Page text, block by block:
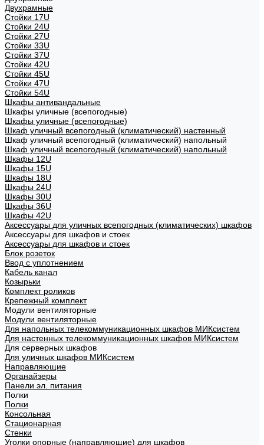
Двухрамные
Стойки 17U
Стойки 24U
Стойки 27U
Стойки 33U
Стойки 37U
Стойки 42U
Стойки 45U
Стойки 47U
Стойки 54U
Шкафы антивандальные
Шкафы уличные (всепогодные)
Шкафы уличные (всепогодные)
Шкаф уличный всепогодный (климатический) настенный
Шкаф уличный всепогодный (климатический) напольный
Шкаф уличный всепогодный (климатический) напольный
Шкафы 12U
Шкафы 15U
Шкафы 18U
Шкафы 24U
Шкафы 30U
Шкафы 36U
Шкафы 42U
Аксессуары для уличных всепогодных (климатических) шкафов
Аксессуары для шкафов и стоек
Аксессуары для шкафов и стоек
Блок розеток
Ввод с уплотнением
Кабель канал
Козырьки
Комплект роликов
Крепежный комплект
Модули вентиляторные
Модули вентиляторные
Для напольных телекоммуникационных шкафов МИКсистем
Для настенных телекоммуникационных шкафов МИКсистем
Для серверных шкафов
Для уличных шкафов МИКсистем
Направляющие
Органайзеры
Панели эл. питания
Полки
Полки
Консольная
Стационарная
Стенки
Уголки опорные (направляющие) для шкафов